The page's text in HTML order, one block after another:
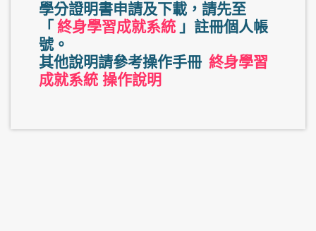
學分證明書申請及下載，請先至
「 終身學習成就系統 」註冊個人帳
號。
其他說明請參考操作手冊 終身學習
成就系統 操作說明